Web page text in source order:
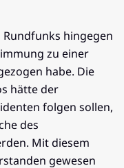
hingegen
zu einer
habe. Die
hätte der
folgen sollen,
des
Mit diesem
gewesen